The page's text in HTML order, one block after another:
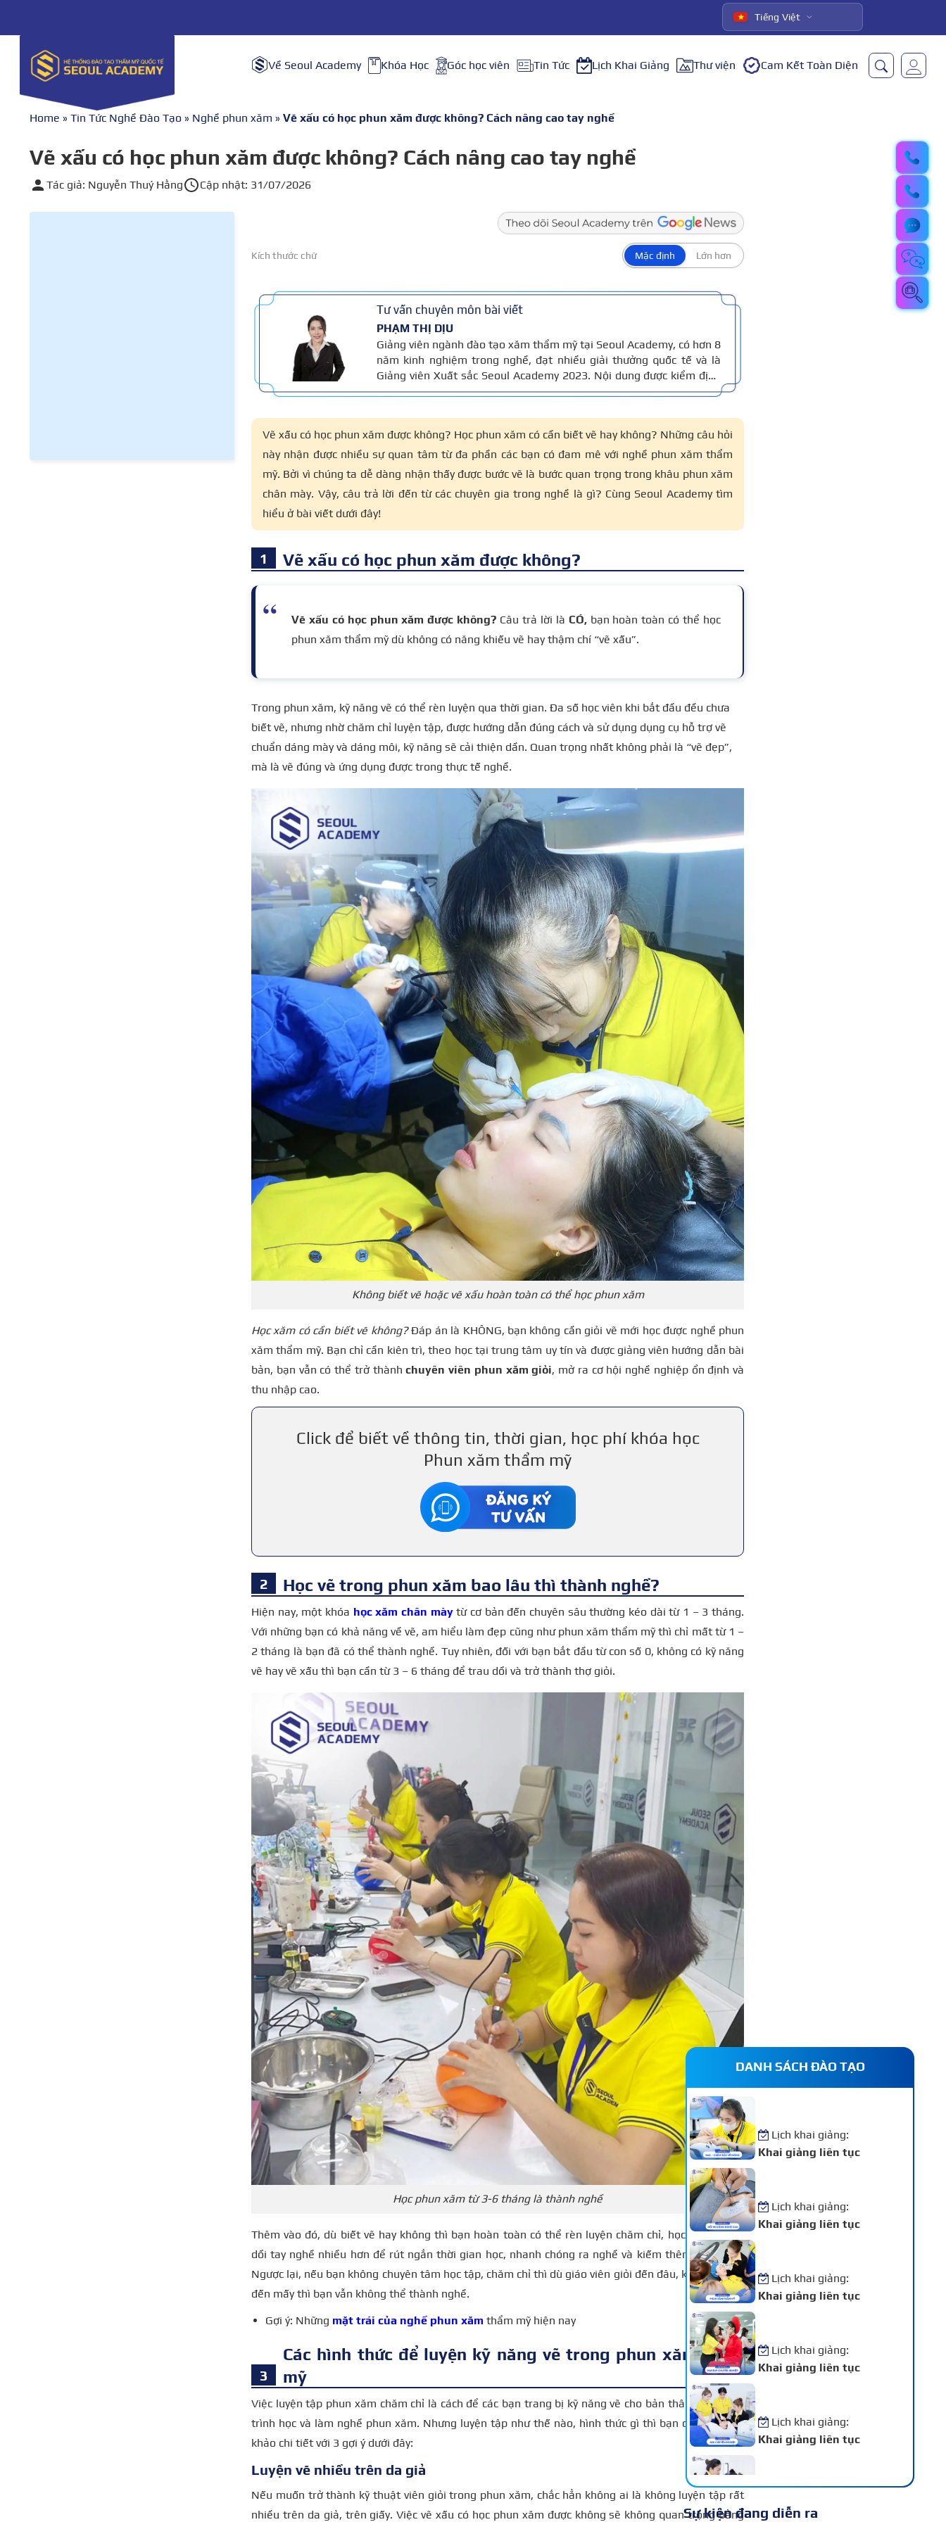
Tiếng Việt
Về Seoul Academy Khóa Học Góc học viên Tin Tức Lịch Khai Giảng Thư viện Cam Kết Toàn Diện
Home » Tin Tức Nghề Đào Tạo » Nghề phun xăm » Vẽ xấu có học phun xăm được không? Cách nâng cao tay nghề
Vẽ xấu có học phun xăm được không? Cách nâng cao tay nghề
Tác giả: Nguyễn Thuý Hằng Cập nhật: 31/07/2026
Kích thước chữ Mặc định Lớn hơn
Tư vấn chuyên môn bài viết
PHẠM THỊ DỊU
Giảng viên ngành đào tạo xăm thẩm mỹ tại Seoul Academy, có hơn 8
năm kinh nghiệm trong nghề, đạt nhiều giải thưởng quốc tế và là
Giảng viên Xuất sắc Seoul Academy 2023. Nội dung được kiểm định
dựa trên kinh nghiệm và tiêu chuẩn kỹ thuật phun xăm của cô áp
Vẽ xấu có học phun xăm được không? Học phun xăm có cần biết vẽ hay không? Những câu hỏi
này nhận được nhiều sự quan tâm từ đa phần các bạn có đam mê với nghề phun xăm thẩm
mỹ. Bởi vì chúng ta dễ dàng nhận thấy được bước vẽ là bước quan trọng trong khâu phun xăm
chân mày. Vậy, câu trả lời đến từ các chuyên gia trong nghề là gì? Cùng Seoul Academy tìm
hiểu ở bài viết dưới đây!
Vẽ xấu có học phun xăm được không?
Vẽ xấu có học phun xăm được không? Câu trả lời là CÓ,bạn hoàn toàn có thể học
phun xăm thẩm mỹ dù không có năng khiếu vẽ hay thậm chí “vẽ xấu”.
Trong phun xăm, kỹ năng vẽ có thể rèn luyện qua thời gian. Đa số học viên khi bắt đầu đều chưa
biết vẽ, nhưng nhờ chăm chỉ luyện tập, được hướng dẫn đúng cách và sử dụng dụng cụ hỗ trợ vẽ
chuẩn dáng mày và dáng môi, kỹ năng sẽ cải thiện dần. Quan trọng nhất không phải là “vẽ đẹp”,
mà là vẽ đúng và ứng dụng được trong thực tế nghề.
Không biết vẽ hoặc vẽ xấu hoàn toàn có thể học phun xăm
Học xăm có cần biết vẽ không?Đáp án là KHÔNG, bạn không cần giỏi vẽ mới học được nghề phun
xăm thẩm mỹ. Bạn chỉ cần kiên trì, theo học tại trung tâm uy tín và được giảng viên hướng dẫn bài
bản, bạn vẫn có thể trở thànhchuyên viên phun xăm giỏi, mở ra cơ hội nghề nghiệp ổn định và
thu nhập cao.
Click để biết về thông tin, thời gian, học phí khóa học
Phun xăm thẩm mỹ
Học vẽ trong phun xăm bao lâu thì thành nghề?
Hiện nay, một khóa học xăm chân màytừ cơ bản đến chuyên sâu thường kéo dài từ 1 – 3 tháng.
Với những bạn có khả năng về vẽ, am hiểu làm đẹp cũng như phun xăm thẩm mỹ thì chỉ mất từ 1 –
2 tháng là bạn đã có thể thành nghề. Tuy nhiên, đối với bạn bắt đầu từ con số 0, không có kỹ năng
vẽ hay vẽ xấu thì bạn cần từ 3 – 6 tháng để trau dồi và trở thành thợ giỏi.
Học phun xăm từ 3-6 tháng là thành nghề
Thêm vào đó, dù biết vẽ hay không thì bạn hoàn toàn có thể rèn luyện chăm chỉ, học hỏi và trau
dồi tay nghề nhiều hơn để rút ngắn thời gian học, nhanh chóng ra nghề và kiếm thêm thu nhập.
Ngược lại, nếu bạn không chuyên tâm học tập, chăm chỉ thì dù giáo viên giỏi đến đâu, khoá học tốt
đến mấy thì bạn vẫn không thể thành nghề.
Gợi ý: Những mặt trái của nghề phun xăm thẩm mỹ hiện nay
Các hình thức để luyện kỹ năng vẽ trong phun xăm thẩm
mỹ
Việc luyện tập phun xăm chăm chỉ là cách để các bạn trang bị kỹ năng vẽ cho bản thân trong quá
trình học và làm nghề phun xăm. Nhưng luyện tập như thế nào, hình thức gì thì bạn có thể tham
khảo chi tiết với 3 gợi ý dưới đây:
Luyện vẽ nhiều trên da giả
Nếu muốn trở thành kỹ thuật viên giỏi trong phun xăm, chắc hẳn không ai là không luyện tập rất
nhiều trên da giả, trên giấy. Việc vẽ xấu có học phun xăm được không sẽ không quan trọng bằng
DANH SÁCH ĐÀO TẠO
Lịch khai giảng:
Khai giảng liên tục
Lịch khai giảng:
Khai giảng liên tục
Lịch khai giảng:
Khai giảng liên tục
Lịch khai giảng:
Khai giảng liên tục
Lịch khai giảng:
Khai giảng liên tục
Khai giảng liên tục
Sự kiện đang diễn ra